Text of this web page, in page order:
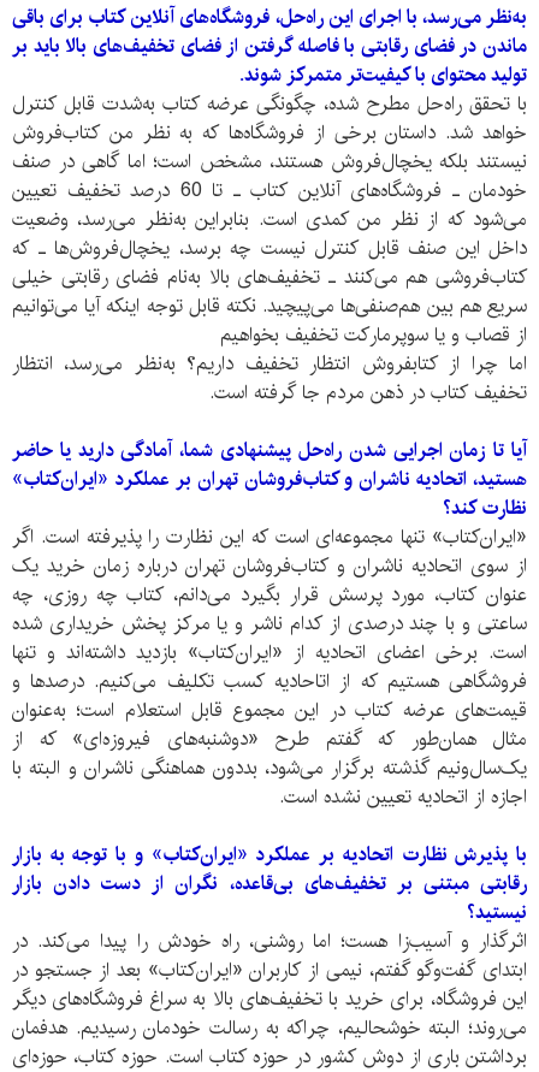
به‌نظر می‌رسد، با اجرای این راه‌حل، فروشگاه‌های آنلاین کتاب برای باقی
ماندن در فضای رقابتی با فاصله گرفتن از فضای تخفیف‌های بالا باید بر
تولید محتوای با کیفیت‌تر متمرکز شوند.
با تحقق راه‌حل مطرح شده، چگونگی عرضه کتاب به‌شدت قابل کنترل
خواهد شد. داستان برخی از فروشگاه‌ها که به نظر من کتاب‌فروش
نیستند بلکه یخچال‌فروش هستند، مشخص است؛ اما گاهی در صنف
خودمان ـ فروشگاه‌های آنلاین کتاب ـ تا 60 درصد تخفیف تعیین
می‌‌شود که از نظر من کمدی است. بنابراین به‌نظر می‌رسد، وضعیت
داخل این صنف قابل کنترل نیست چه برسد، یخچال‌فروش‌‌ها ـ که
کتاب‌فروشی هم می‌کنند ـ تخفیف‌های بالا به‌نام فضای رقابتی خیلی
سریع هم بین هم‌صنفی‌ها می‌پیچید. نکته قابل توجه اینکه آیا می‌توانیم
از قصاب و یا سوپرمارکت تخفیف بخواهیم
اما چرا از کتابفروش انتظار تخفیف داریم؟ به‌نظر می‌رسد، انتظار
تخفیف کتاب در ذهن مردم جا گرفته است.
آیا تا زمان اجرایی شدن راه‌حل پیشنهادی شما، آمادگی دارید یا حاضر
هستید، اتحادیه ناشران و کتاب‌فروشان تهران بر عملکرد «ایران‌کتاب»
نظارت کند؟
«ایران‌کتاب» تنها مجموعه‌ای است که این نظارت را پذیرفته است. اگر
از سوی اتحادیه ناشران و کتاب‌فروشان تهران درباره زمان خرید یک
عنوان کتاب، مورد پرسش قرار بگیرد می‌دانم، کتاب چه روزی، چه
ساعتی و با چند درصدی از کدام ناشر و یا مرکز پخش خریداری شده
است. برخی اعضای اتحادیه از «ایران‌کتاب» بازدید داشته‌اند و تنها
فروشگاهی هستیم که از اتاحادیه کسب تکلیف می‌کنیم. درصد‌ها و
قیمت‌های عرضه کتاب در این مجموع قابل استعلام است؛ به‌عنوان
مثال همان‌طور که گفتم طرح «دوشنبه‌های فیروزه‌ای» که از
یک‌‌سال‌و‌نیم گذشته برگزار می‌شود، بددون هماهنگی ناشران و البته با
اجازه از اتحادیه تعیین نشده است.
با پذیرش نظارت اتحادیه بر عملکرد «ایران‌کتاب» و با توجه به بازار
رقابتی مبتنی بر تخفیف‌های بی‌قاعده، نگران از دست دادن بازار
نیستید؟
اثرگذار و آسیب‌زا هست؛ اما روشنی، راه خودش را پیدا می‌کند. در
ابتدای گفت‌و‌گو گفتم، نیمی از کاربران «ایران‌کتاب» بعد از جستجو در
این فروشگاه، برای خرید با تخفیف‌های بالا به سراغ فروشگاه‌های دیگر
می‌روند؛ البته خوشحالیم، چراکه به رسالت خودمان رسیدیم. هدفمان
برداشتن باری از دوش کشور در حوزه کتاب است. حوزه کتاب، حوزه‌ای